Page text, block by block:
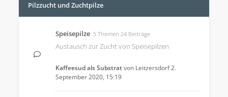
Pilzzucht und Zuchtpilze
Speisepilze 5 Themen 24 Beiträge
Austausch zur Zucht von Speisepilzen
Kaffeesud als Substratvon Leitzersdorf2.
September 2020, 15:19